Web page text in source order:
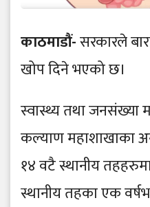
काठमाडौं-सरकारले
खोप दिने भएको छ।
स्वास्थ्य तथा जनसंख्या
कल्याण महाशाखाका
१४ वटै स्थानीय
स्थानीय तहका एक